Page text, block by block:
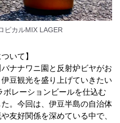
ピカルMIX LAGER
いて】
ナナワニ園と反射炉ビヤがお
豆観光を盛り上げていきたい
ボレーションビールを仕込む
。今回は、伊豆半島の自治体
友好関係を深めている中で、